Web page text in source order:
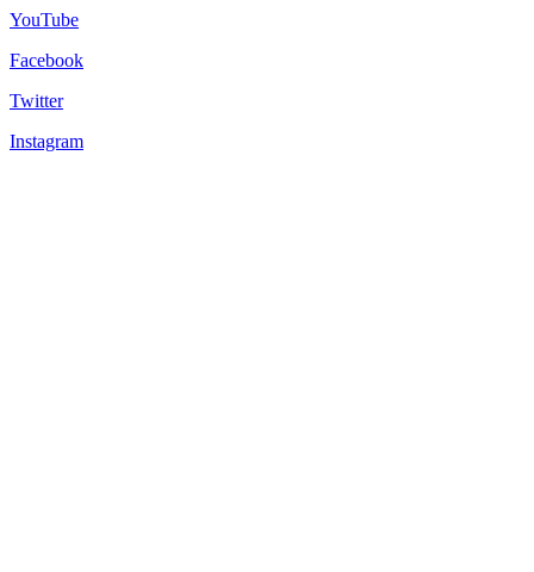
YouTube
Facebook
Twitter
Instagram